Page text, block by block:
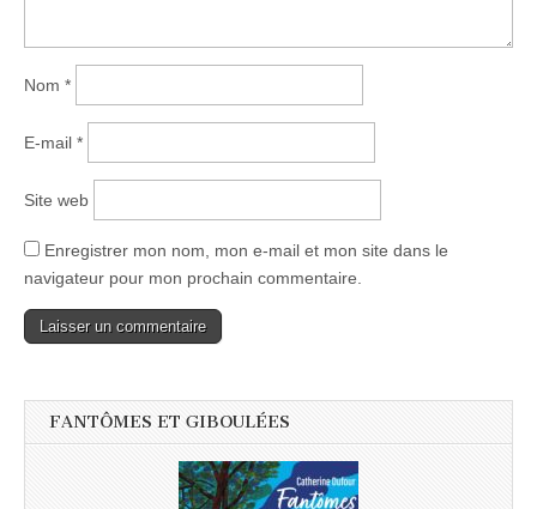
Nom *
E-mail *
Site web
Enregistrer mon nom, mon e-mail et mon site dans le
navigateur pour mon prochain commentaire.
FANTÔMES ET GIBOULÉES